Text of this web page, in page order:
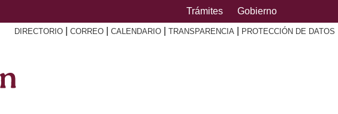
Trámites Gobierno
DIRECTORIO CORREO CALENDARIO TRANSPARENCIA PROTECCIÓN DE DATOS